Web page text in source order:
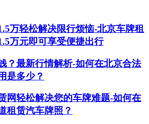
万轻松解决限行烦恼-北京车牌租
万元即可享受便捷出行
？最新行情解析-如何在北京合法
是多少？
网轻松解决您的车牌难题-如何在
租赁汽车牌照？